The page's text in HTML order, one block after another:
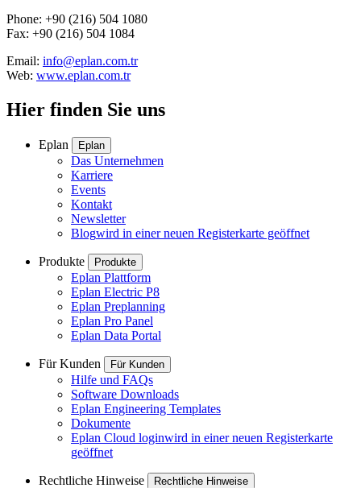
Phone: +90 (216) 504 1080
Fax: +90 (216) 504 1084
Email: info@eplan.com.tr
Web: www.eplan.com.tr
Hier finden Sie uns
Eplan Eplan
Das Unternehmen
Karriere
Events
Kontakt
Newsletter
Blogwird in einer neuen Registerkarte geöffnet
Produkte Produkte
Eplan Plattform
Eplan Electric P8
Eplan Preplanning
Eplan Pro Panel
Eplan Data Portal
Für Kunden Für Kunden
Hilfe und FAQs
Software Downloads
Eplan Engineering Templates
Dokumente
Eplan Cloud loginwird in einer neuen Registerkarte
geöffnet
Rechtliche Hinweise Rechtliche Hinweise